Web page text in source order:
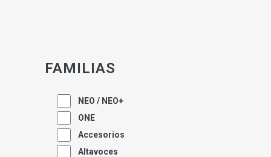
FAMILIAS
NEO / NEO+
ONE
Accesorios
Altavoces